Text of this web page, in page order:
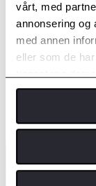
vårt, med
annonsering og
med annen
eller som de
Produktsjef